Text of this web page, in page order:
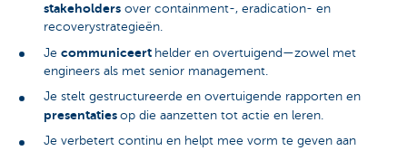
stakeholders over containment-, eradication- en
recoverystrategieën.
Je communiceert helder en overtuigend—zowel met
engineers als met senior management.
Je stelt gestructureerde en overtuigende rapporten en
presentaties op die aanzetten tot actie en leren.
Je verbetert continu en helpt mee vorm te geven aan